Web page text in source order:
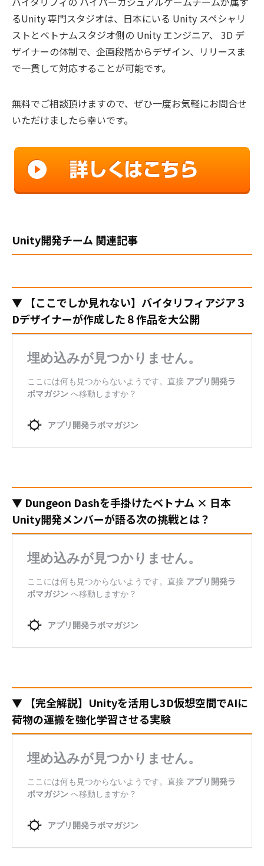
るUnity 専門スタジオは、日本にいる Unity スペシャリ
ストとベトナムスタジオ側の Unity エンジニア、 3D デ
ザイナーの体制で、企画段階からデザイン、リリースま
で一貫して対応することが可能です。
無料でご相談頂けますので、ぜひ一度お気軽にお問合せ
いただけましたら幸いです。
Unity開発チーム 関連記事
▼ 【ここでしか見れない】バイタリフィアジア３
Dデザイナーが作成した８作品を大公開
▼ Dungeon Dashを手掛けたベトナム × 日本
Unity開発メンバーが語る次の挑戦とは？
▼ 【完全解説】Unityを活用し3D仮想空間でAIに
荷物の運搬を強化学習させる実験